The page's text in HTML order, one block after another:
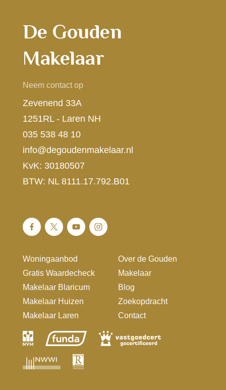
De Gouden
Makelaar
Neem contact op
Zevenend 33A
1251RL - Laren NH
035 538 48 10
info@degoudenmakelaar.nl
KvK: 30180507
BTW: NL 8111.17.792.B01
Woningaanbod
Gratis Waardecheck
Makelaar Blaricum
Makelaar Huizen
Makelaar Laren
Over de Gouden
Makelaar
Blog
Zoekopdracht
Contact